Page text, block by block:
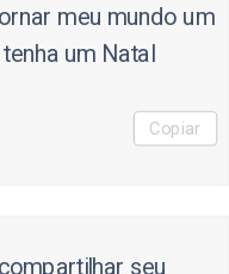
meu mundo um
um Natal
Copiar
seu